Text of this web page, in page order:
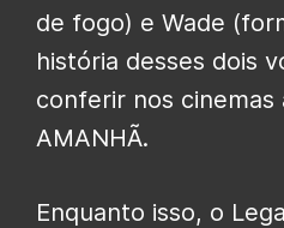
de fogo) e Wade
história desses dois
conferir nos cinemas
AMANHÃ.
Enquanto isso, o